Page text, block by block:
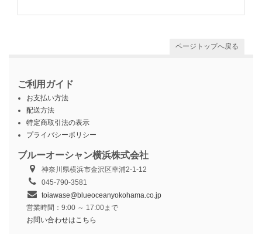
ページトップへ戻る
ご利用ガイド
お支払い方法
配送方法
特定商取引法の表示
プライバシーポリシー
ブルーオーシャン横浜株式会社
神奈川県横浜市金沢区幸浦2-1-12
045-790-3581
toiawase@blueoceanyokohama.co.jp
営業時間：9:00 ～ 17:00まで
お問い合わせはこちら